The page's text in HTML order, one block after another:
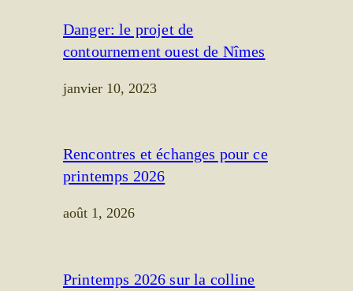
Danger: le projet de
contournement ouest de Nîmes
janvier 10, 2023
Rencontres et échanges pour ce
printemps 2026
août 1, 2026
Printemps 2026 sur la colline